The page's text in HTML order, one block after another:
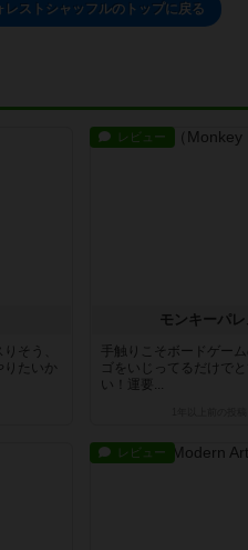
レストシャッフルのトップに戻る
そう、
りたいか
レビュー
モンキーパレ
手触りこそボードゲー
ゴをいじってるだけでと
い！運要...
レビュー